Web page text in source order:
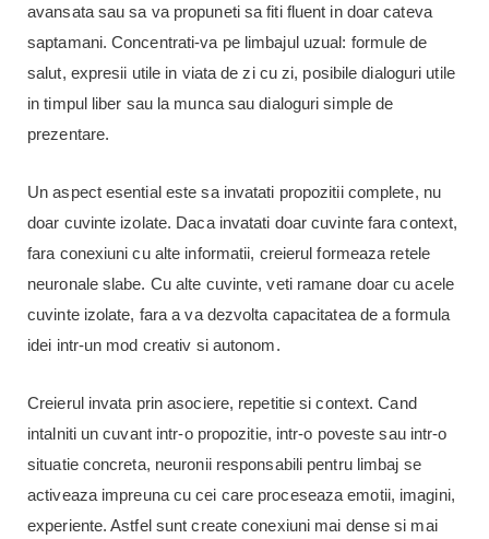
avansata sau sa va propuneti sa fiti fluent in doar cateva
saptamani. Concentrati-va pe limbajul uzual: formule de
salut, expresii utile in viata de zi cu zi, posibile dialoguri utile
in timpul liber sau la munca sau dialoguri simple de
prezentare.
Un aspect esential este sa invatati propozitii complete, nu
doar cuvinte izolate. Daca invatati doar cuvinte fara context,
fara conexiuni cu alte informatii, creierul formeaza retele
neuronale slabe. Cu alte cuvinte, veti ramane doar cu acele
cuvinte izolate, fara a va dezvolta capacitatea de a formula
idei intr-un mod creativ si autonom.
Creierul invata prin asociere, repetitie si context. Cand
intalniti un cuvant intr-o propozitie, intr-o poveste sau intr-o
situatie concreta, neuronii responsabili pentru limbaj se
activeaza impreuna cu cei care proceseaza emotii, imagini,
experiente. Astfel sunt create conexiuni mai dense si mai